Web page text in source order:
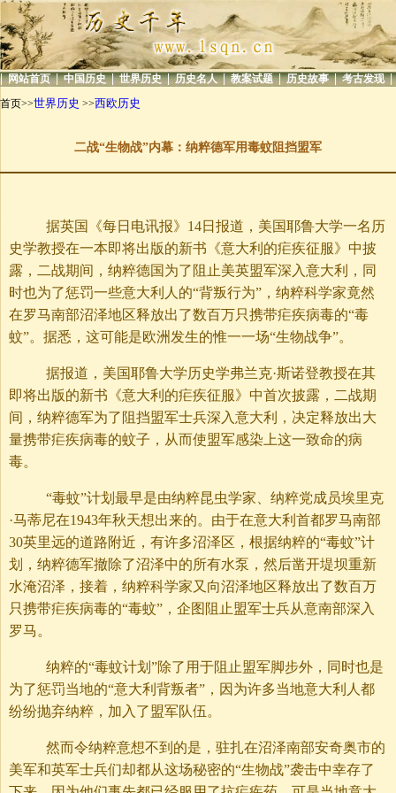
| 网站首页 | 中国历史 | 世界历史 | 历史名人 | 教案试题 | 历史故事 | 考古发现 |
首页>>世界历史 >>西欧历史
二战“生物战”内幕：纳粹德军用毒蚊阻挡盟军
据英国《每日电讯报》14日报道，美国耶鲁大学一名历
史学教授在一本即将出版的新书《意大利的疟疾征服》中披
露，二战期间，纳粹德国为了阻止美英盟军深入意大利，同
时也为了惩罚一些意大利人的“背叛行为”，纳粹科学家竟然
在罗马南部沼泽地区释放出了数百万只携带疟疾病毒的“毒
蚊”。据悉，这可能是欧洲发生的惟一一场“生物战争”。
据报道，美国耶鲁大学历史学弗兰克·斯诺登教授在其
即将出版的新书《意大利的疟疾征服》中首次披露，二战期
间，纳粹德军为了阻挡盟军士兵深入意大利，决定释放出大
量携带疟疾病毒的蚊子，从而使盟军感染上这一致命的病
毒。
“毒蚊”计划最早是由纳粹昆虫学家、纳粹党成员埃里克
·马蒂尼在1943年秋天想出来的。由于在意大利首都罗马南部
30英里远的道路附近，有许多沼泽区，根据纳粹的“毒蚊”计
划，纳粹德军撤除了沼泽中的所有水泵，然后凿开堤坝重新
水淹沼泽，接着，纳粹科学家又向沼泽地区释放出了数百万
只携带疟疾病毒的“毒蚊”，企图阻止盟军士兵从意南部深入
罗马。
纳粹的“毒蚊计划”除了用于阻止盟军脚步外，同时也是
为了惩罚当地的“意大利背叛者”，因为许多当地意大利人都
纷纷抛弃纳粹，加入了盟军队伍。
然而令纳粹意想不到的是，驻扎在沼泽南部安奇奥市的
美军和英军士兵们却都从这场秘密的“生物战”袭击中幸存了